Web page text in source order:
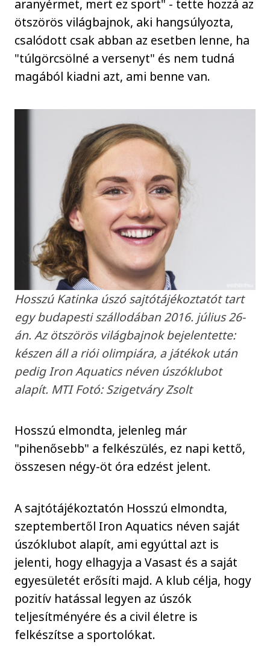
aranyérmet, mert ez sport" - tette hozzá az
ötszörös világbajnok, aki hangsúlyozta,
csalódott csak abban az esetben lenne, ha
"túlgörcsölné a versenyt" és nem tudná
magából kiadni azt, ami benne van.
Hosszú Katinka úszó sajtótájékoztatót tart
egy budapesti szállodában 2016. július 26-
án. Az ötszörös világbajnok bejelentette:
készen áll a riói olimpiára, a játékok után
pedig Iron Aquatics néven úszóklubot
alapít. MTI Fotó: Szigetváry Zsolt
Hosszú elmondta, jelenleg már
"pihenősebb" a felkészülés, ez napi kettő,
összesen négy-öt óra edzést jelent.
A sajtótájékoztatón Hosszú elmondta,
szeptembertől Iron Aquatics néven saját
úszóklubot alapít, ami egyúttal azt is
jelenti, hogy elhagyja a Vasast és a saját
egyesületét erősíti majd. A klub célja, hogy
pozitív hatással legyen az úszók
teljesítményére és a civil életre is
felkészítse a sportolókat.